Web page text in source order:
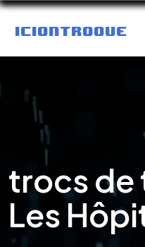
trocs de
Les